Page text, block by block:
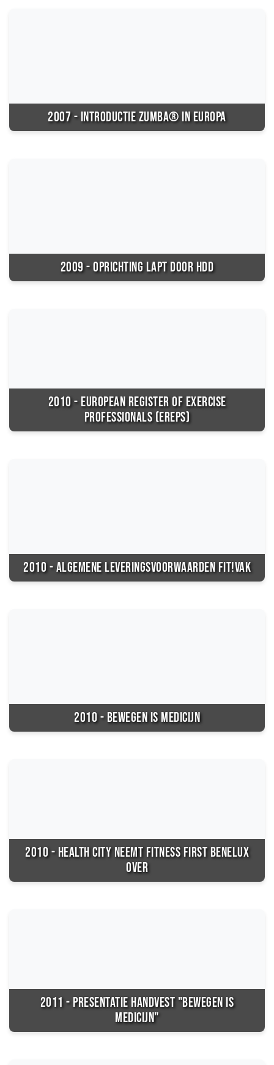
2007 - INTRODUCTIE ZUMBA® IN EUROPA
2009 - OPRICHTING LAPT DOOR HDD
2010 - EUROPEAN REGISTER OF EXERCISE
PROFESSIONALS (EREPS)
2010 - ALGEMENE LEVERINGSVOORWAARDEN FIT!VAK
2010 - BEWEGEN IS MEDICIJN
2010 - HEALTH CITY NEEMT FITNESS FIRST BENELUX
OVER
2011 - PRESENTATIE HANDVEST "BEWEGEN IS
MEDICIJN"